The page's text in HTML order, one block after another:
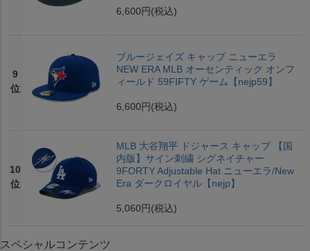
6,600円 (税込)
9
位
ブルージェイズ キャップ ニューエラ
NEW ERA MLB オーセンティック オンフ
ィールド 59FIFTY ゲーム【nejp59】
6,600円 (税込)
10
位
MLB 大谷翔平 ドジャース キャップ 【国
内版】サイン刺繍 シグネイチャー
9FORTY Adjustable Hat ニューエラ/New
Era ダークロイヤル【nejp】
5,060円 (税込)
スペシャルコンテンツ